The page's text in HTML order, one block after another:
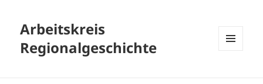
Arbeitskreis
Regionalgeschichte